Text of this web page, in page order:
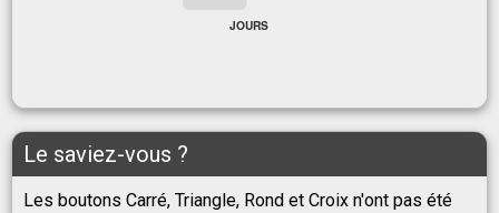
JOURS
Le saviez-vous ?
Les boutons Carré, Triangle, Rond et Croix n'ont pas été